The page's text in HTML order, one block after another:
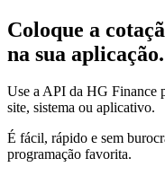
Coloque a
na sua aplicação.
Use a API da HG Finance
site, sistema ou aplicativo.
É fácil, rápido e sem
programação favorita.